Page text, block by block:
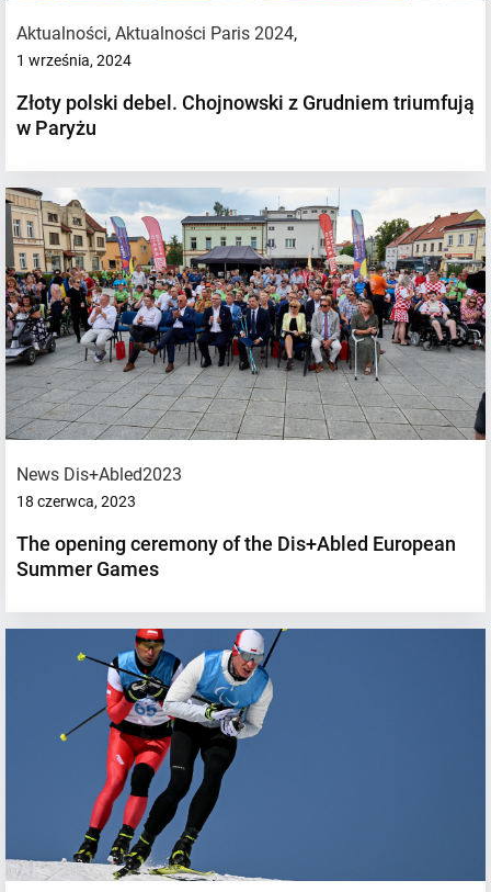
Aktualności, Aktualności Paris 2024,
1 września, 2024
Złoty polski debel. Chojnowski z Grudniem triumfują
w Paryżu
News Dis+Abled2023
18 czerwca, 2023
The opening ceremony of the Dis+Abled European
Summer Games